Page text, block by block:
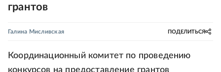
грантов
Галина Мисливская ПОДЕЛИТЬСЯ
Координационный комитет по проведению
конкурсов на предоставление грантов